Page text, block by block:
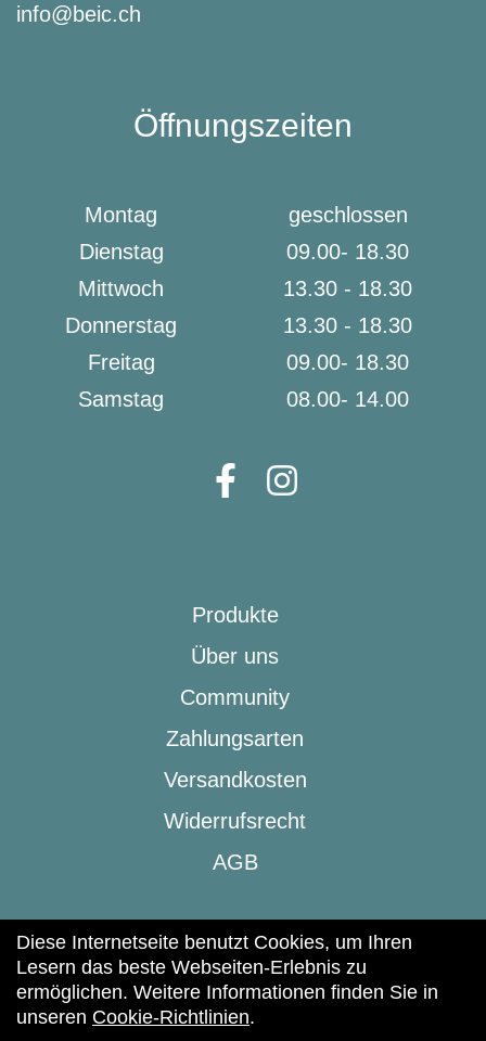
info@beic.ch
Öffnungszeiten
Montag
geschlossen
Dienstag
09.00- 18.30
Mittwoch
13.30 - 18.30
Donnerstag
13.30 - 18.30
Freitag
09.00- 18.30
Samstag
08.00- 14.00
Produkte
Über uns
Community
Zahlungsarten
Versandkosten
Widerrufsrecht
AGB
(c) 2025 | beic & Lifestyle
Diese Internetseite benutzt Cookies, um Ihren
Lesern das beste Webseiten-Erlebnis zu
ermöglichen. Weitere Informationen finden Sie in
unseren Cookie-Richtlinien.